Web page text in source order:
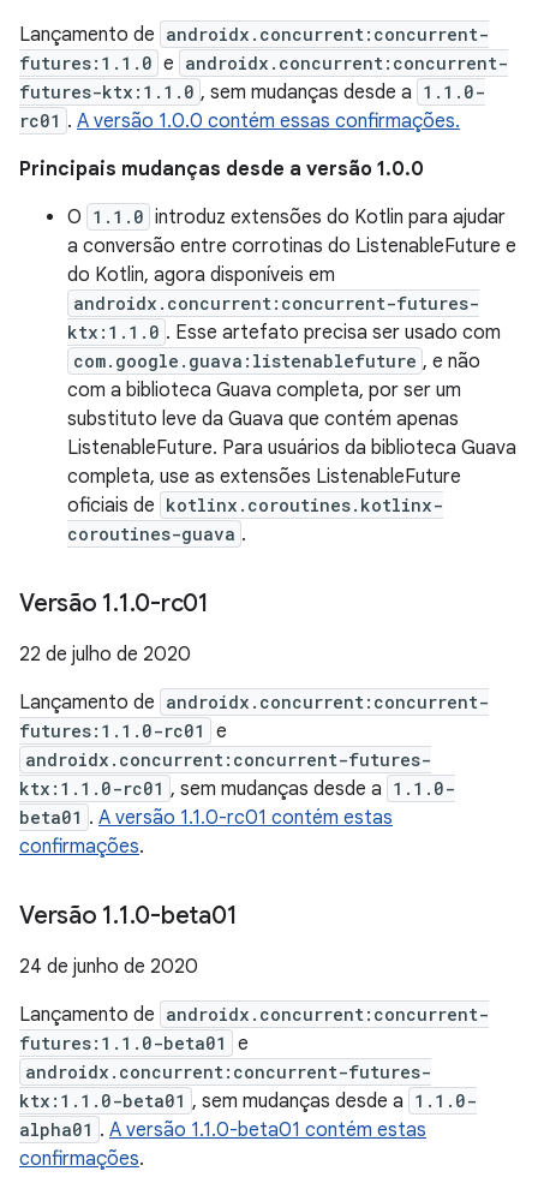
Lançamento de androidx.concurrent:concurrent-
futures:1.1.0 e androidx.concurrent:concurrent-
futures-ktx:1.1.0 , sem mudanças desde a 1.1.0-
rc01 . A versão 1.0.0 contém essas confirmações.
Principais mudanças desde a versão 1.0.0
O 1.1.0 introduz extensões do Kotlin para ajudar
a conversão entre corrotinas do ListenableFuture e
do Kotlin, agora disponíveis em
androidx.concurrent:concurrent-futures-
ktx:1.1.0 . Esse artefato precisa ser usado com
com.google.guava:listenablefuture , e não
com a biblioteca Guava completa, por ser um
substituto leve da Guava que contém apenas
ListenableFuture. Para usuários da biblioteca Guava
completa, use as extensões ListenableFuture
oficiais de kotlinx.coroutines.kotlinx-
coroutines-guava .
Versão 1.1.0-rc01
22 de julho de 2020
Lançamento de androidx.concurrent:concurrent-
futures:1.1.0-rc01
e
androidx.concurrent:concurrent-futures-
ktx:1.1.0-rc01 , sem mudanças desde a 1.1.0-
beta01 . A versão 1.1.0-rc01 contém estas
confirmações.
Versão 1.1.0-beta01
24 de junho de 2020
Lançamento de androidx.concurrent:concurrent-
futures:1.1.0-beta01
e
androidx.concurrent:concurrent-futures-
ktx:1.1.0-beta01 , sem mudanças desde a 1.1.0-
alpha01 . A versão 1.1.0-beta01 contém estas
confirmações.